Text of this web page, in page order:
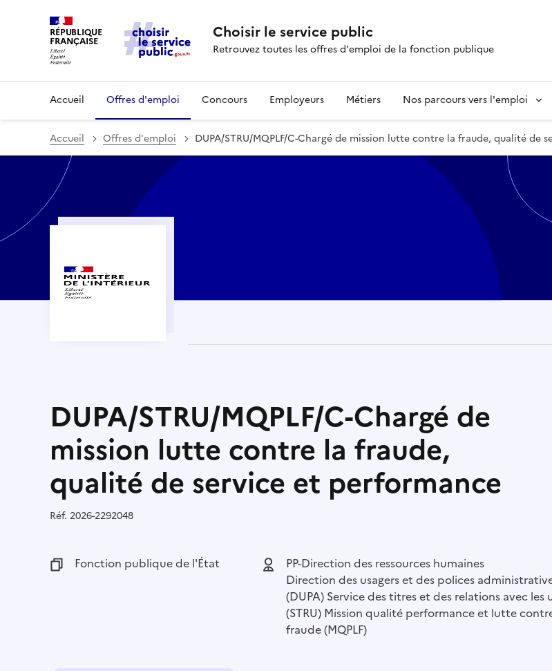
RÉPUBLIQUE
FRANÇAISE Choisir le service public
Retrouvez toutes les offres d'emploi de la fonction publique
Accueil Offres d'emploi Concours Employeurs Métiers Nos parcours vers l'emploi
Accueil Offres d'emploi DUPA/STRU/MQPLF/C-Chargé de mission lutte contre la fraude, qualité de
DUPA/STRU/MQPLF/C-Chargé de
mission lutte contre la fraude,
qualité de service et performance
Réf. Référence :
2026-2292048
Fonction publique :
Fonction publique de l'État Employeur :
PP-Direction des ressources humaines
Direction des usagers et des polices
(DUPA) Service des titres et des relations avec les
(STRU) Mission qualité performance et lutte
fraude (MQPLF)